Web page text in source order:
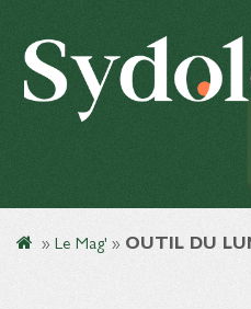
» Le Mag' » OUTIL DU